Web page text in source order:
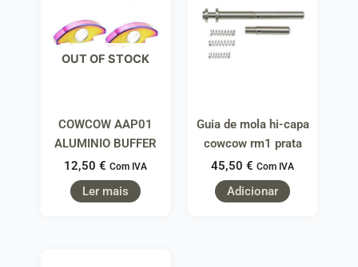
OUT OF STOCK
COWCOW AAP01
ALUMINIO BUFFER
12,50 € Com IVA
Ler mais
Guia de mola hi-capa
cowcow rm1 prata
45,50 € Com IVA
Adicionar